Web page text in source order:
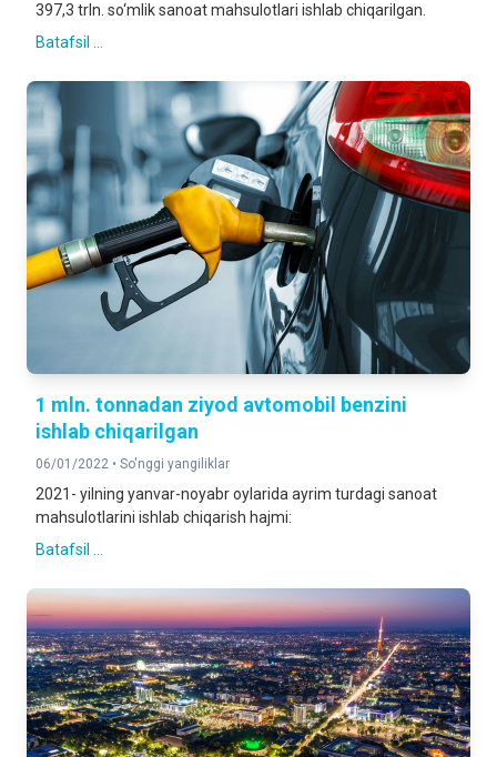
397,3 trln. so‘mlik sanoat mahsulotlari ishlab chiqarilgan.
Batafsil ...
1 mln. tonnadan ziyod avtomobil benzini
ishlab chiqarilgan
06/01/2022 • So'nggi yangiliklar
2021- yilning yanvar-noyabr oylarida ayrim turdagi sanoat
mahsulotlarini ishlab chiqarish hajmi:
Batafsil ...